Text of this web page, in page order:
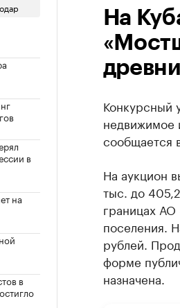
в
на
в
На
Конкурсный
недвижимое
сообщается
На аукцион
тыс. до
границах
поселения.
рублей.
форме
назначена.